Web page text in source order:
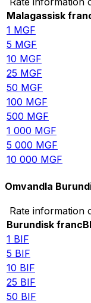
Malagassisk
1 MGF
5 MGF
10 MGF
25 MGF
50 MGF
100 MGF
500 MGF
1 000 MGF
5 000 MGF
10 000 MGF
Omvandla
Rate information
Burundisk franc
1 BIF
5 BIF
10 BIF
25 BIF
50 BIF